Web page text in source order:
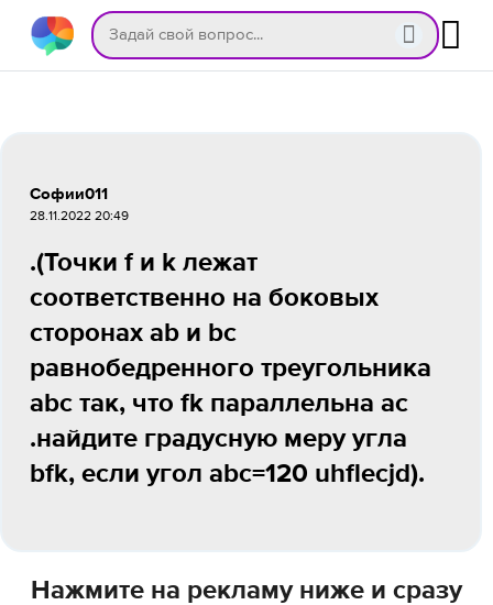
Софии011
28.11.2022 20:49
.(Точки f и k лежат
соответственно на боковых
сторонах ab и bс
равнобедренного треугольника
abc так, что fk параллельна ac
.найдите градусную меру угла
bfk, если угол abc=120 uhflecjd).
Нажмите на рекламу ниже и сразу